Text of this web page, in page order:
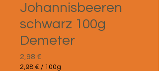
Johannisbeeren
schwarz 100g
Demeter
2,98 €
2,98 € / 100g